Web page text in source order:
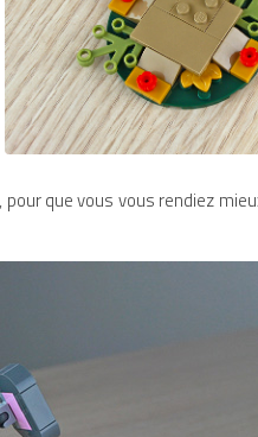
que vous vous rendiez